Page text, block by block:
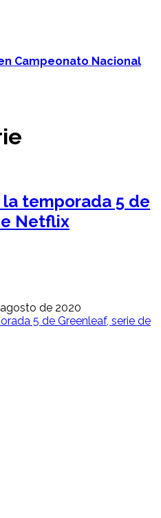
Campeonato Nacional
la temporada 5 de
Netflix
de 2020